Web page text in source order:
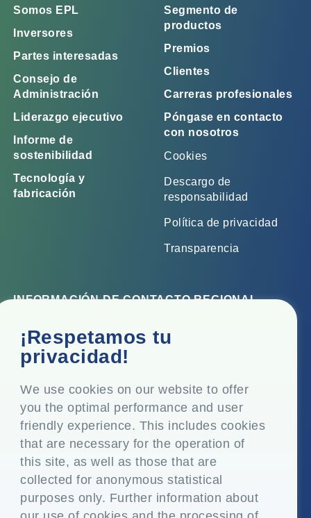
¡Respetamos tu
privacidad!
We use cookies on our website to offer
you the optimal performance and user
friendly experience. This includes cookies
that are necessary for the operation of
this site, as well as those that are
collected for anonymous statistical
purposes only. Further information about
Somos EPL
Inversores
Partes interesadas
Consejo de
Administración
Liderazgo ejecutivo
Informe de
sostenibilidad
Tecnología y
fabricación
Segmento de
productos
Premios
Clientes
Carreras profesionales
Póngase en contacto
con nosotros
Cookies
Descargo de
responsabilidad
Política de privacidad
Transparencia
INFORMACIÓN DE CONTACTO REGIONAL
Oficina corporativa
Top Floor, Times Tower, Kamala City, Senapati Bapat
Marg, Lower Parel, Mumbai - 400 013, Maharashtra,
Domicilio social
P.O. Vasind, Taluka Shahapur, Dist. Thane - 421 604,
Maharashtra India
+91-22-24819000
info@eplglobal.com